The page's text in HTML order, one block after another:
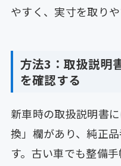
やすく、実寸を取り
方法3：取扱説明
を確認する
新車時の取扱説明書
換」欄があり、純正
す。古い車でも整備